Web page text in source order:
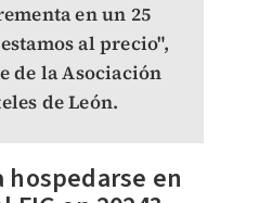
en un 25
al precio",
de la Asociación
de León.
hospedarse en